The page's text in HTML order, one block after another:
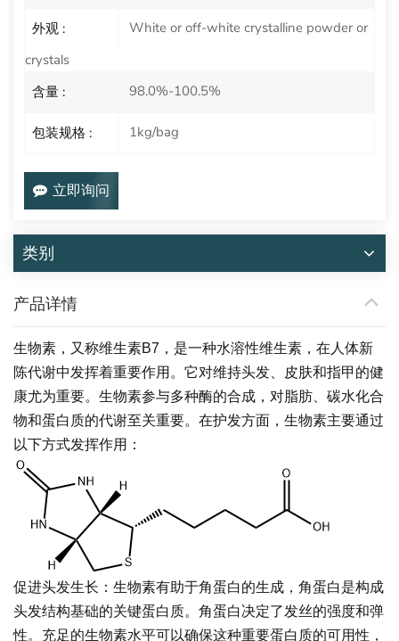
外观 :
White or off-white crystalline powder or
crystals
含量 :
98.0%-100.5%
包装规格 : 1kg/bag
立即询问
类别
产品详情
生物素，又称维生素B7，是一种水溶性维生素，在人体新
陈代谢中发挥着重要作用。它对维持头发、皮肤和指甲的健
康尤为重要。生物素参与多种酶的合成，对脂肪、碳水化合
物和蛋白质的代谢至关重要。在护发方面，生物素主要通过
以下方式发挥作用：
促进头发生长：生物素有助于角蛋白的生成，角蛋白是构成
头发结构基础的关键蛋白质。角蛋白决定了发丝的强度和弹
性。充足的生物素水平可以确保这种重要蛋白质的可用性，